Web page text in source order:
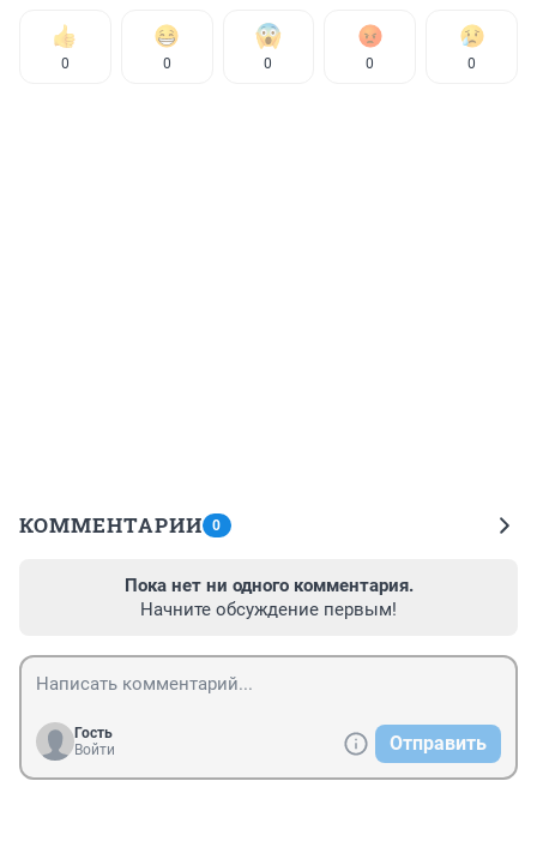
0 0 0 0 0
КОММЕНТАРИИ 0
Пока нет ни одного комментария.
Начните обсуждение первым!
Гость
Войти
Отправить